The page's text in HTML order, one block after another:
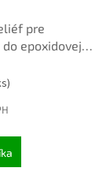
pre
epoxidovej